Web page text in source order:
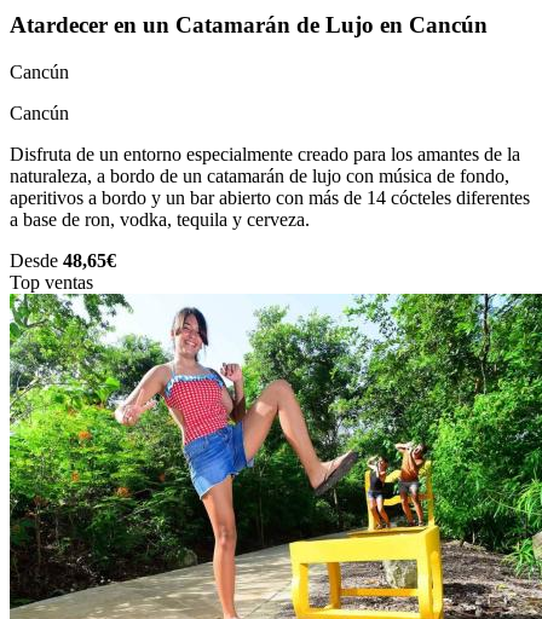
Atardecer en un Catamarán de Lujo en Cancún
Cancún
Cancún
Disfruta de un entorno especialmente creado para los amantes de la
naturaleza, a bordo de un catamarán de lujo con música de fondo,
aperitivos a bordo y un bar abierto con más de 14 cócteles diferentes
a base de ron, vodka, tequila y cerveza.
Desde 48,65€
Top ventas